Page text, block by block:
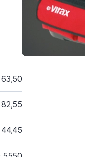
63,50
82,55
44,45